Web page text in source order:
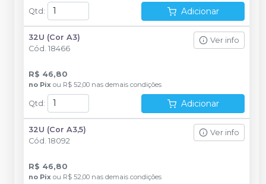
Qtd : Adicionar
32U (Cor A3)
Cód. 18466
Ver info
R$ 46,80
no Pix ou R$ 52,00 nas demais condições
Qtd : Adicionar
32U (Cor A3,5)
Cód. 18092
Ver info
R$ 46,80
no Pix ou R$ 52,00 nas demais condições